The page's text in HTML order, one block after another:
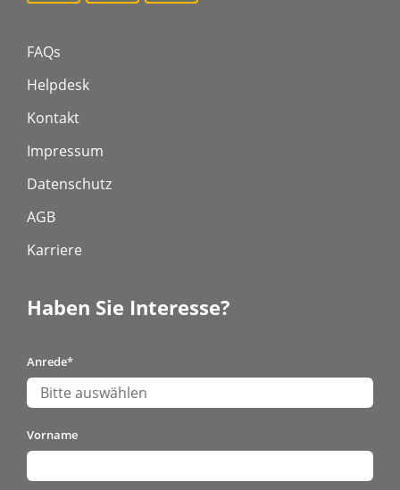
FAQs
Helpdesk
Kontakt
Impressum
Datenschutz
AGB
Karriere
Haben Sie Interesse?
Anrede*
Vorname